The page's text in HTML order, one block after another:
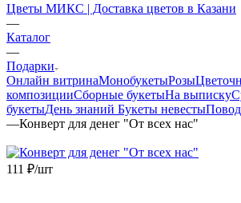
Цветы МИКС | Доставка цветов в Казани
—
Каталог
—
Подарки
Онлайн витринаМонобукетыРозы
композицииСборные букетыНа выписку
букетыДень знаний Букеты невестыПовод
—Конверт для денег "От всех нас"
111 ₽/шт